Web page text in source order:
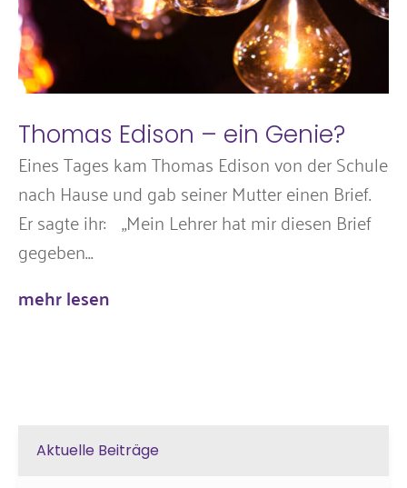
Thomas Edison – ein Genie?
Eines Tages kam Thomas Edison von der Schule
nach Hause und gab seiner Mutter einen Brief.
Er sagte ihr: „Mein Lehrer hat mir diesen Brief
gegeben...
mehr lesen
Aktuelle Beiträge